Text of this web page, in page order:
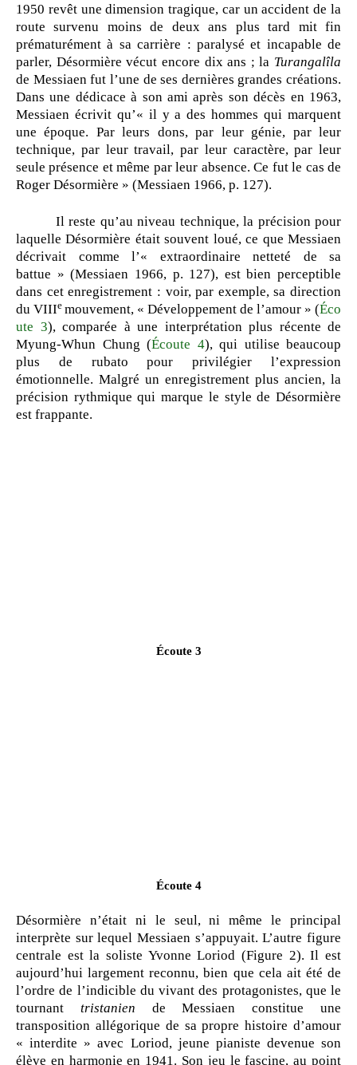
1950 revêt une dimension tragique, car un accident de la
route survenu moins de deux ans plus tard mit fin
prématurément à sa carrière : paralysé et incapable de
parler, Désormière vécut encore dix ans ; la Turangalîla
de Messiaen fut l’une de ses dernières grandes créations.
Dans une dédicace à son ami après son décès en 1963,
Messiaen écrivit qu’« il y a des hommes qui marquent
une époque. Par leurs dons, par leur génie, par leur
technique, par leur travail, par leur caractère, par leur
seule présence et même par leur absence. Ce fut le cas de
Roger Désormière » (Messiaen 1966, p. 127).
Il reste qu’au niveau technique, la précision pour
laquelle Désormière était souvent loué, ce que Messiaen
décrivait comme l’« extraordinaire netteté de sa
battue » (Messiaen 1966, p. 127), est bien perceptible
dans cet enregistrement : voir, par exemple, sa direction
du VIIIe mouvement, « Développement de l’amour » (Éco
ute 3), comparée à une interprétation plus récente de
Myung-Whun Chung (Écoute 4), qui utilise beaucoup
plus de rubato pour privilégier l’expression
émotionnelle. Malgré un enregistrement plus ancien, la
précision rythmique qui marque le style de Désormière
est frappante.
Écoute 3
Écoute 4
Désormière n’était ni le seul, ni même le principal
interprète sur lequel Messiaen s’appuyait. L’autre figure
centrale est la soliste Yvonne Loriod (Figure 2). Il est
aujourd’hui largement reconnu, bien que cela ait été de
l’ordre de l’indicible du vivant des protagonistes, que le
tournant tristanien de Messiaen constitue une
transposition allégorique de sa propre histoire d’amour
« interdite » avec Loriod, jeune pianiste devenue son
élève en harmonie en 1941. Son jeu le fascine, au point